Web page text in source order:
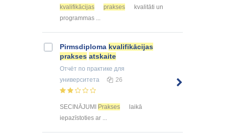
kvalifikācijas
prakses
kvalitāti un
programmas ...
Pirmsdiploma kvalifikācijas
prakses atskaite
Отчёт по практике для
университета
26
SECINĀJUMI Prakses
laikā
iepazīstoties ar ...